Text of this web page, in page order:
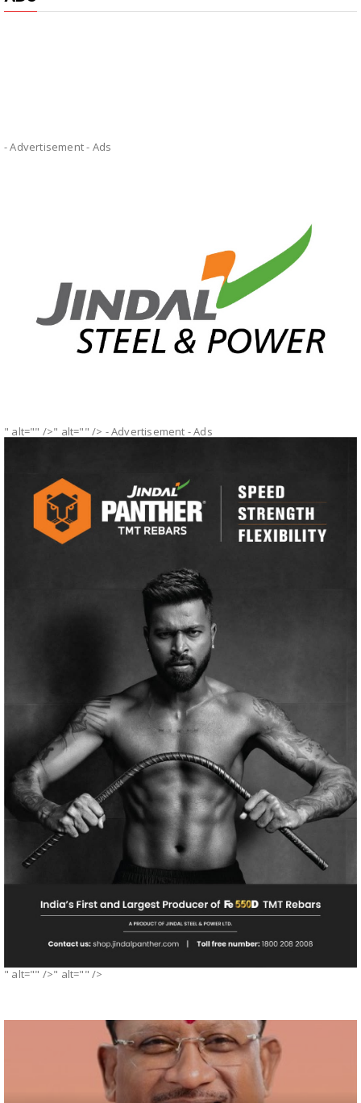
- Advertisement - Ads
" alt="" />" alt="" /> - Advertisement -Ads
" alt="" />" alt="" />